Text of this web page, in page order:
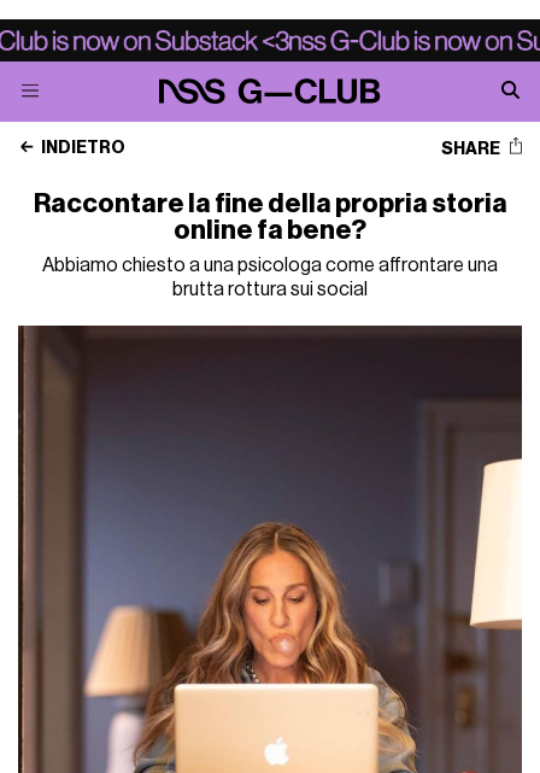
INDIETRO SHARE
Raccontare la fine della propria storia
online fa bene?
Abbiamo chiesto a una psicologa come affrontare una
brutta rottura sui social